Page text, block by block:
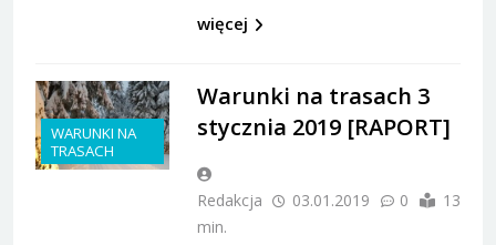
więcej
WARUNKI NA
TRASACH
Warunki na trasach 3
stycznia 2019 [RAPORT]
Redakcja 03.01.2019 0
13
min.